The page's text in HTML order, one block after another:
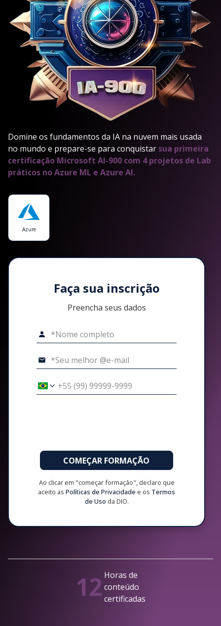
Domine os fundamentos da IA na nuvem mais usada
no mundo e prepare-se para conquistar sua primeira
certificação Microsoft AI-900 com 4 projetos de Lab
práticos no Azure ML e Azure AI.
Azure
Faça sua inscrição
Preencha seus dados
COMEÇAR FORMAÇÃO
Ao clicar em "começar formação", declaro que
aceito as Políticas de Privacidade e os Termos
de Uso da DIO.
12 Horas de
conteúdo
certificadas